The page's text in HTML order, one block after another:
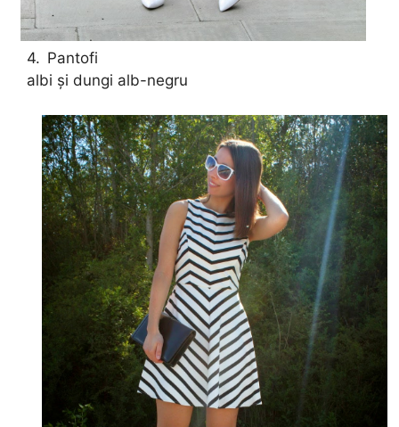
4. Pantofi
albi și dungi alb-negru